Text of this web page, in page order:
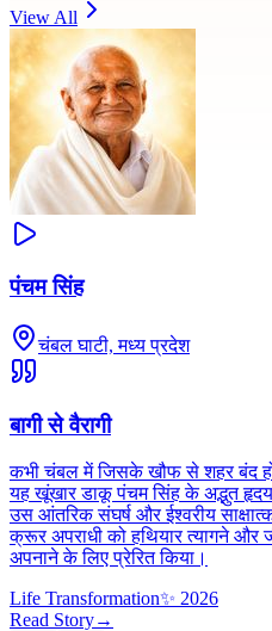
View All
पंचम सिंह
चंबल घाटी, मध्य प्रदेश
बागी से वैरागी
कभी चंबल में जिसके खौफ से शहर बंद
यह खूंखार डाकू पंचम सिंह के अद्भुत
उस आंतरिक संघर्ष और ईश्वरीय
क्रूर अपराधी को हथियार त्यागने और
अपनाने के लिए प्रेरित किया।
Life Transformation✨ 2026
Read Story→